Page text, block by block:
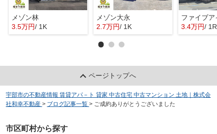
メゾン林
3.5万円/ 1K
メゾン大永
2.7万円/ 1K
ファイブア
3.4万円/ 1R
ページトップへ
宇部市の不動産情報 賃貸アパ－ト 貸家 中古住宅 中古マンション 土地｜株式会
社和幸不動産 > ブログ記事一覧 > ご成約ありがとうございました
市区町村から探す